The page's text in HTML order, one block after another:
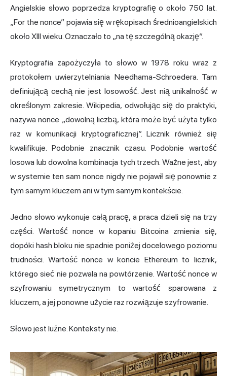
Angielskie słowo poprzedza kryptografię o około 750 lat.
„For the nonce” pojawia się w rękopisach średnioangielskich
około XIII wieku. Oznaczało to „na tę szczególną okazję”.
Kryptografia zapożyczyła to słowo w 1978 roku wraz z
protokołem uwierzytelniania Needhama-Schroedera. Tam
definiującą cechą nie jest losowość. Jest nią unikalność w
określonym zakresie. Wikipedia, odwołując się do praktyki,
nazywa nonce „dowolną liczbą, która może być użyta tylko
raz w komunikacji kryptograficznej”. Licznik również się
kwalifikuje. Podobnie znacznik czasu. Podobnie wartość
losowa lub dowolna kombinacja tych trzech. Ważne jest, aby
w systemie ten sam nonce nigdy nie pojawił się ponownie z
tym samym kluczem ani w tym samym kontekście.
Jedno słowo wykonuje całą pracę, a praca dzieli się na trzy
części. Wartość nonce w kopaniu Bitcoina zmienia się,
dopóki hash bloku nie spadnie poniżej docelowego poziomu
trudności. Wartość nonce w koncie Ethereum to licznik,
którego sieć nie pozwala na powtórzenie. Wartość nonce w
szyfrowaniu symetrycznym to wartość sparowana z
kluczem, a jej ponowne użycie raz rozwiązuje szyfrowanie.
Słowo jest luźne. Konteksty nie.